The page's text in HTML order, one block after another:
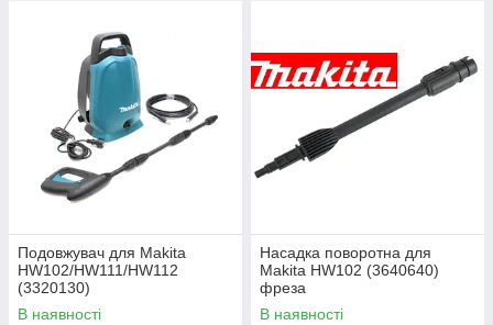
Подовжувач для Makita
HW102/HW111/HW112
(3320130)
В наявності
Насадка поворотна для
Makita HW102 (3640640)
фреза
В наявності